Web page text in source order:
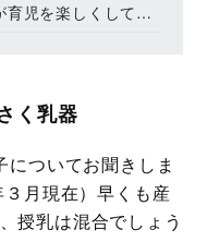
を楽しくしてくれる
く乳器
ついてお聞きしま
月現在）早くも産
授乳は混合でしょう